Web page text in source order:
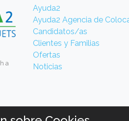
a
Ayuda2
Ayuda2 Agencia de
Candidatos/as
Clientes y Familias
Ofertas
Noticias